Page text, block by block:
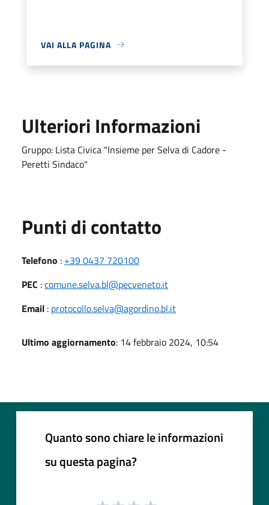
VAI ALLA PAGINA
Ulteriori Informazioni
Gruppo: Lista Civica "Insieme per Selva di Cadore -
Peretti Sindaco"
Punti di contatto
Telefono : +39 0437 720100
PEC :comune.selva.bl@pecveneto.it
Email : protocollo.selva@agordino.bl.it
Ultimo aggiornamento: 14 febbraio 2024, 10:54
Quanto sono chiare le informazioni
su questa pagina?